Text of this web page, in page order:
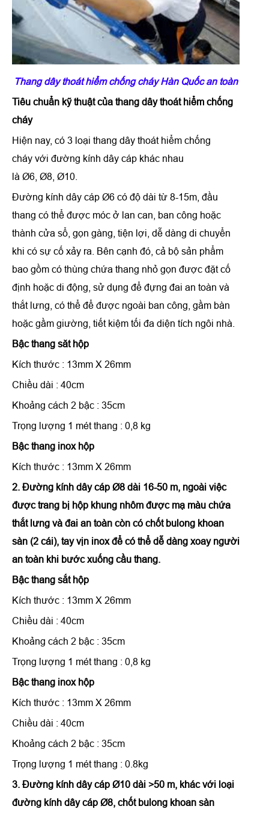
Thang dây thoát hiểm chống cháy Hàn Quốc an toàn
Tiêu chuẩn kỹ thuật của thang dây thoát hiểm chống
cháy
Hiện nay, có 3 loại thang dây thoát hiểm chống
cháy với đường kính dây cáp khác nhau
là Ø6, Ø8, Ø10.
Đường kính dây cáp Ø6 có độ dài từ 8-15m, đầu
thang có thể được móc ở lan can, ban công hoặc
thành cửa sổ, gọn gàng, tiện lợi, dễ dàng di chuyển
khi có sự cố xảy ra. Bên cạnh đó, cả bộ sản phẩm
bao gồm có thùng chứa thang nhỏ gọn được đặt cố
định hoặc di động, sử dụng để đựng đai an toàn và
thắt lưng, có thể để được ngoài ban công, gầm bàn
hoặc gầm giường, tiết kiệm tối đa diện tích ngôi nhà.
Bậc thang săt hộp
Kích thước : 13mm X 26mm
Chiều dài : 40cm
Khoảng cách 2 bậc : 35cm
Trọng lượng 1 mét thang : 0,8 kg
Bậc thang inox hộp
Kích thước : 13mm X 26mm
2. Đường kính dây cáp Ø8 dài 16-50 m, ngoài việc
được trang bị hộp khung nhôm được mạ màu chứa
thắt lưng và đai an toàn còn có chốt bulong khoan
sàn (2 cái), tay vịn inox để có thể dễ dàng xoay người
an toàn khi bước xuống cầu thang.
Bậc thang sắt hộp
Kích thước : 13mm X 26mm
Chiều dài : 40cm
Khoảng cách 2 bậc : 35cm
Trọng lượng 1 mét thang : 0,8 kg
Bậc thang inox hộp
Kích thước : 13mm X 26mm
Chiều dài : 40cm
Khoảng cách 2 bậc : 35cm
Trọng lượng 1 mét thang : 0.8kg
3. Đường kính dây cáp Ø10 dài >50 m, khác với loại
đường kính dây cáp Ø8, chốt bulong khoan sàn